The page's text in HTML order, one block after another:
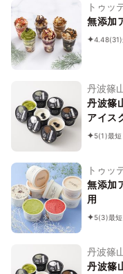
トゥッ
無添加
4.48(31)
丹波篠
丹波篠
アイス
5(1)最
トゥッ
無添加
用
5(3)最
丹波篠
丹波篠